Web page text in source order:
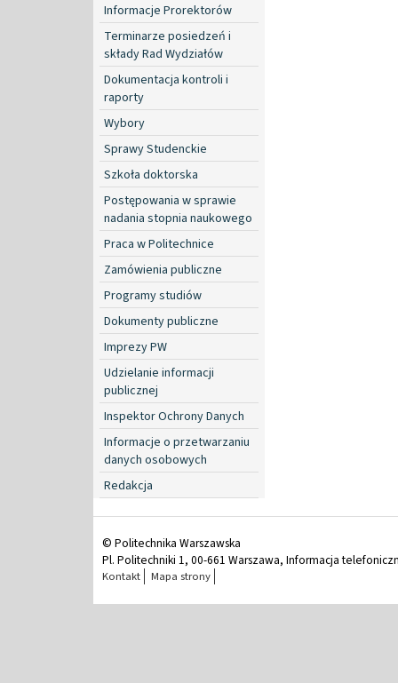
Informacje Prorektorów
Terminarze posiedzeń i
składy Rad Wydziałów
Dokumentacja kontroli i
raporty
Wybory
Sprawy Studenckie
Szkoła doktorska
Postępowania w sprawie
nadania stopnia naukowego
Praca w Politechnice
Zamówienia publiczne
Programy studiów
Dokumenty publiczne
Imprezy PW
Udzielanie informacji
publicznej
Inspektor Ochrony Danych
Informacje o przetwarzaniu
danych osobowych
Redakcja
© Politechnika Warszawska
Pl. Politechniki 1, 00-661 Warszawa, Informacja
Kontakt Mapa strony